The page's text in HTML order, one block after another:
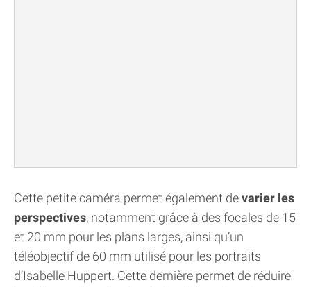
Cette petite caméra permet également devarier les
perspectives, notamment grâce à des focales de 15
et 20 mm pour les plans larges, ainsi qu’un
téléobjectif de 60 mm utilisé pour les portraits
d’Isabelle Huppert. Cette dernière permet de réduire